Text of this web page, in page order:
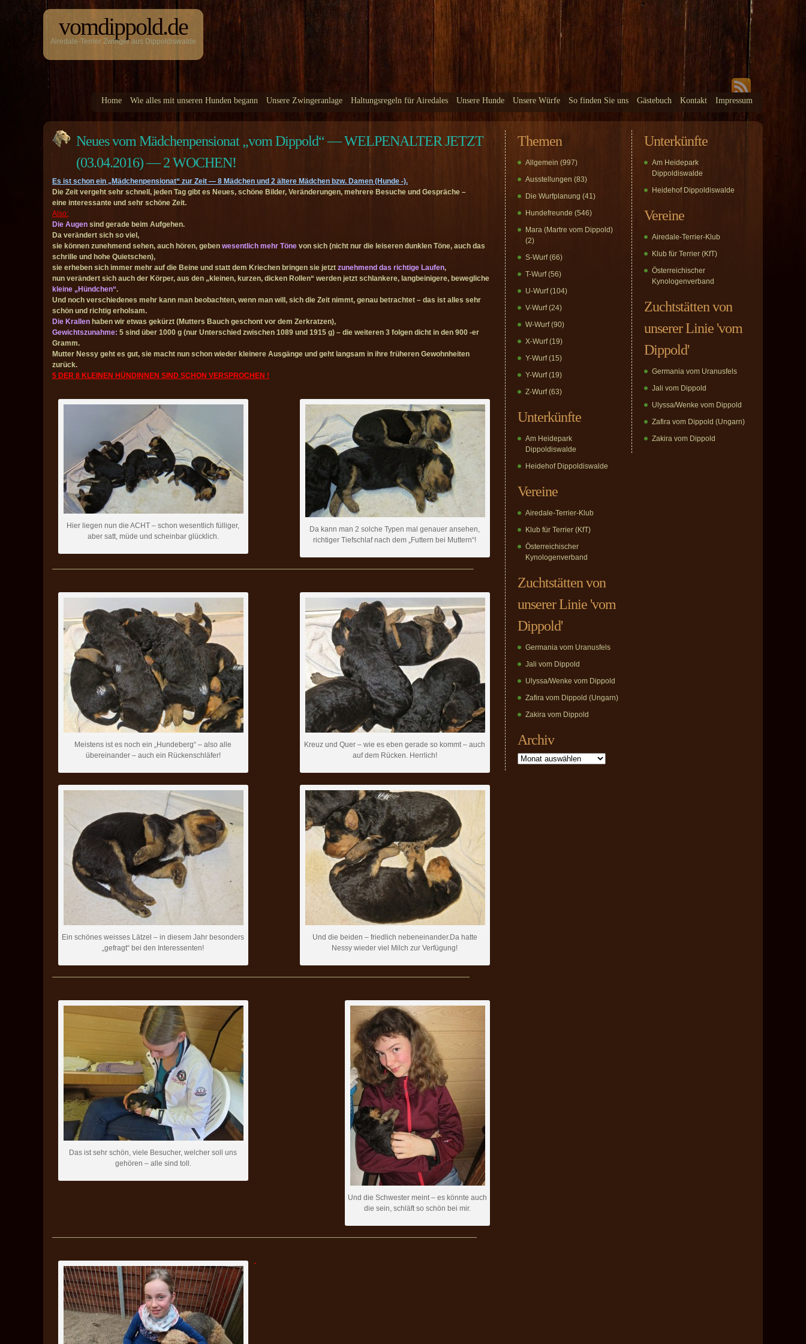
vomdippold.de
Airedale-Terrier Zwinger aus Dippoldiswalde
Home Wie alles mit unseren Hunden begann Unsere Zwingeranlage Haltungsregeln für Airedales Unsere Hunde Unsere Würfe So finden Sie uns Gästebuch Kontakt Impressum
Neues vom Mädchenpensionat „vom Dippold“ — WELPENALTER JETZT
(03.04.2016) — 2 WOCHEN!
Es ist schon ein „Mädchenpensionat“ zur Zeit — 8 Mädchen und 2 ältere Mädchen bzw. Damen (Hunde -).
Die Zeit vergeht sehr schnell, jeden Tag gibt es Neues, schöne Bilder, Veränderungen, mehrere Besuche und Gespräche –
eine interessante und sehr schöne Zeit.
Also:
Die Augen sind gerade beim Aufgehen.
Da verändert sich so viel,
sie können zunehmend sehen, auch hören, geben wesentlich mehr Töne von sich (nicht nur die leiseren dunklen Töne, auch das
schrille und hohe Quietschen),
sie erheben sich immer mehr auf die Beine und statt dem Kriechen bringen sie jetzt zunehmend das richtige Laufen,
nun verändert sich auch der Körper, aus den „kleinen, kurzen, dicken Rollen“ werden jetzt schlankere, langbeinigere, bewegliche
kleine „Hündchen“.
Und noch verschiedenes mehr kann man beobachten, wenn man will, sich die Zeit nimmt, genau betrachtet – das ist alles sehr
schön und richtig erholsam.
Die Krallen haben wir etwas gekürzt (Mutters Bauch geschont vor dem Zerkratzen),
Gewichtszunahme: 5 sind über 1000 g (nur Unterschied zwischen 1089 und 1915 g) – die weiteren 3 folgen dicht in den 900 -er
Gramm.
Mutter Nessy geht es gut, sie macht nun schon wieder kleinere Ausgänge und geht langsam in ihre früheren Gewohnheiten
zurück.
5 DER 8 KLEINEN HÜNDINNEN SIND SCHON VERSPROCHEN !
Hier liegen nun die ACHT – schon wesentlich fülliger,
aber satt, müde und scheinbar glücklich.
Da kann man 2 solche Typen mal genauer ansehen,
richtiger Tiefschlaf nach dem „Futtern bei Muttern“!
——————————————————————————————————————————————————————————–
Meistens ist es noch ein „Hundeberg“ – also alle
übereinander – auch ein Rückenschläfer!
Kreuz und Quer – wie es eben gerade so kommt – auch
auf dem Rücken. Herrlich!
Ein schönes weisses Lätzel – in diesem Jahr besonders
„gefragt“ bei den Interessenten!
Und die beiden – friedlich nebeneinander.Da hatte
Nessy wieder viel Milch zur Verfügung!
——————————————————————————————————————————————————————————
Das ist sehr schön, viele Besucher, welcher soll uns
gehören – alle sind toll.
Und die Schwester meint – es könnte auch
die sein, schläft so schön bei mir.
———————————————————————————————————————————————————————————
Themen
Allgemein (997)
Ausstellungen (83)
Die Wurfplanung (41)
Hundefreunde (546)
Mara (Martre vom Dippold)
(2)
S-Wurf(66)
T-Wurf(56)
U-Wurf(104)
V-Wurf(24)
W-Wurf(90)
X-Wurf(19)
Y-Wurf(15)
Y-Wurf(19)
Z-Wurf(63)
Unterkünfte
Am Heidepark
Dippoldiswalde
Heidehof Dippoldiswalde
Vereine
Airedale-Terrier-Klub
Klub für Terrier (KfT)
Österreichischer
Kynologenverband
Zuchtstätten von
unserer Linie 'vom
Dippold'
Germania vom Uranusfels
Jali vom Dippold
Ulyssa/Wenke vom Dippold
Zafira vom Dippold (Ungarn)
Zakira vom Dippold
Archiv
Archiv
Unterkünfte
Am Heidepark
Dippoldiswalde
Heidehof Dippoldiswalde
Vereine
Airedale-Terrier-Klub
Klub für Terrier (KfT)
Österreichischer
Kynologenverband
Zuchtstätten von
unserer Linie 'vom
Dippold'
Germania vom Uranusfels
Jali vom Dippold
Ulyssa/Wenke vom Dippold
Zafira vom Dippold (Ungarn)
Zakira vom Dippold